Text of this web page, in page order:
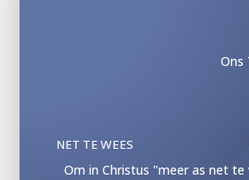
Ons
NET TE WEES
Om in Christus "meer as net te